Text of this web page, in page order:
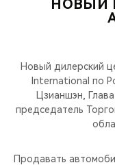
ВСЕ МОДЕЛИ
КРЕДИТ И
ЗАПЧАСТИ И
ПОДДЕРЖКА
CHERY CONNECT
CHERY В СОЦСЕТЯХ
ЛЮДИ CHERY
НОВЫЙ
Новый дилерский
International по
Цзианшэн,
председатель
Продавать